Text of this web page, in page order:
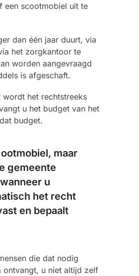
een scootmobiel uit te
dan één jaar duurt, via
het zorgkantoor te
worden aangevraagd
is afgeschaft.
het rechtstreeks
u het budget van het
budget.
maar
gemeente
u
het recht
en bepaalt
die dat nodig
ontvangt, u niet altijd zelf